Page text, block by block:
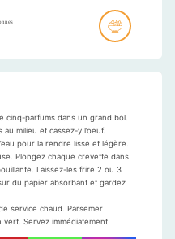
cinq-parfums dans un grand bol.
milieu et cassez-y l’oeuf.
pour la rendre lisse et légère.
Plongez chaque crevette dans
Laissez-les frire 2 ou 3
du papier absorbant et gardez
service chaud. Parsemer
Servez immédiatement.